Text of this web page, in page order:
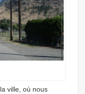
ville, où nous